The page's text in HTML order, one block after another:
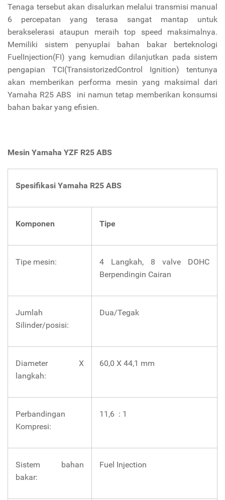
Tenaga tersebut akan disalurkan melalui transmisi manual
6 percepatan yang terasa sangat mantap untuk
berakselerasi ataupun meraih top speed maksimalnya.
Memiliki sistem penyuplai bahan bakar berteknologi
FuelInjection(FI) yang kemudian dilanjutkan pada sistem
pengapian TCI(TransistorizedControl Ignition) tentunya
akan memberikan performa mesin yang maksimal dari
Yamaha R25 ABS ini namun tetap memberikan konsumsi
bahan bakar yang efisien.
Mesin Yamaha YZF R25 ABS
Spesifikasi Yamaha R25 ABS
Komponen Tipe
Tipe mesin:
4 Langkah, 8 valve DOHC
Berpendingin Cairan
Jumlah
Silinder/posisi:
Dua/Tegak
Diameter X
langkah:
60,0 X 44,1 mm
Perbandingan
Kompresi:
11,6 : 1
Sistem bahan
bakar:
Fuel Injection